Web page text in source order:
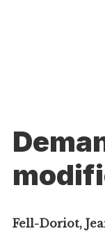
Fell-Doriot,